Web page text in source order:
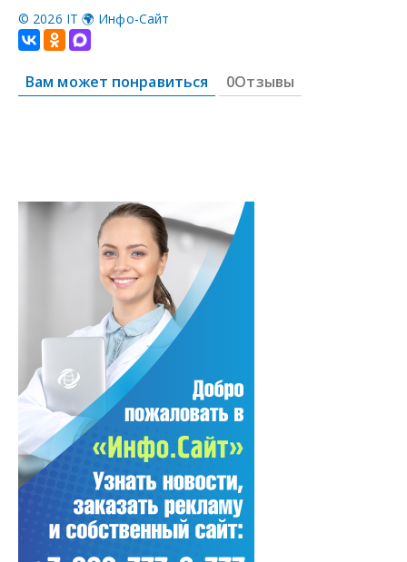
© 2026 IT 🌍 Инфо-Сайт
Вам может понравиться 0Отзывы